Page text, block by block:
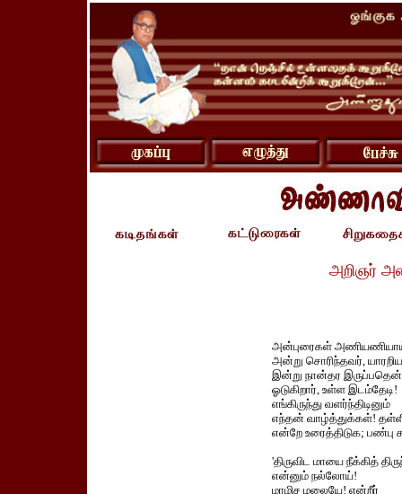
அறிஞர்
அன்புரைகள்
அன்று சொரிந்தவர்,
இன்று நான்தர
ஓடுகிறார், உள்ள இடம்தேடி!
எங்கிருந்து வளர்ந்திடினும்
எந்தன் வாழ்த்துக்கள்!
என்றே உரைத்திடுக; பண்பு
'திருவிட மாயை நீக்கித்
என்னும் நல்லோய்!
மாமிச மலையே! என்றீர்